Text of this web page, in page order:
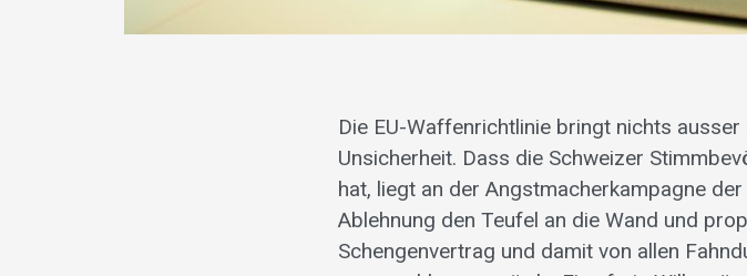
Die EU-Waffenrichtlinie bringt nichts
Unsicherheit. Dass die Schweizer
hat, liegt an der Angstmacherkampagne
Ablehnung den Teufel an die Wand und
Schengenvertrag und damit von allen